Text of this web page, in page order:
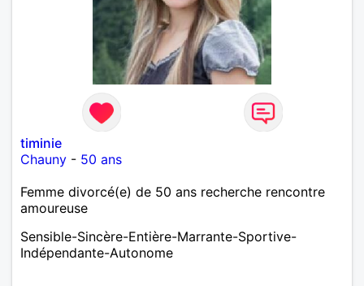
timinie
Chauny - 50 ans
Femme divorcé(e) de 50 ans recherche rencontre
amoureuse
Sensible-Sincère-Entière-Marrante-Sportive-
Indépendante-Autonome